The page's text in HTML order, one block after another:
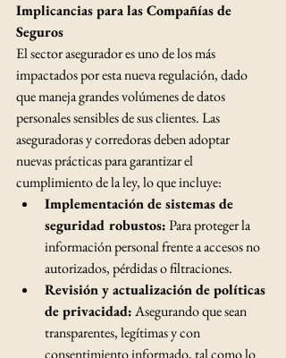
Implicancias para las Compañías de
Seguros
El sector asegurador es uno de los más
impactados por esta nueva regulación, dado
que maneja grandes volúmenes de datos
personales sensibles de sus clientes. Las
aseguradoras y corredoras deben adoptar
nuevas prácticas para garantizar el
cumplimiento de la ley, lo que incluye:
Implementación de sistemas de
seguridad robustos: Para proteger la
información personal frente a accesos no
autorizados, pérdidas o filtraciones.
Revisión y actualización de políticas
de privacidad: Asegurando que sean
transparentes, legítimas y con
consentimiento informado, tal como lo